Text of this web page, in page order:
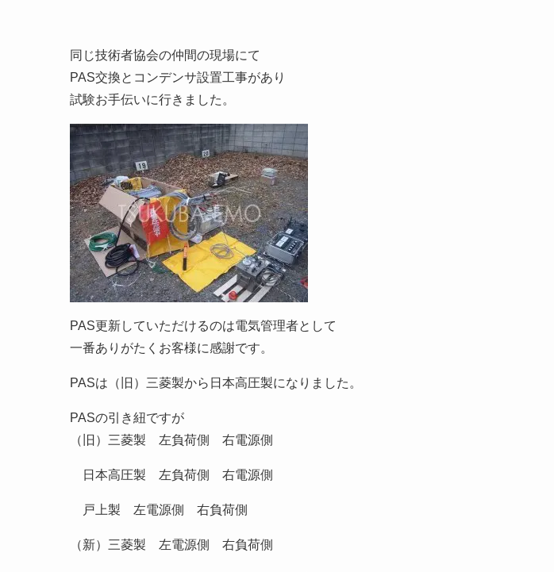
同じ技術者協会の仲間の現場にて
PAS交換とコンデンサ設置工事があり
試験お手伝いに行きました。
PAS更新していただけるのは電気管理者として
一番ありがたくお客様に感謝です。
PASは（旧）三菱製から日本高圧製になりました。
PASの引き紐ですが
（旧）三菱製 左負荷側 右電源側
日本高圧製 左負荷側 右電源側
戸上製 左電源側 右負荷側
（新）三菱製 左電源側 右負荷側